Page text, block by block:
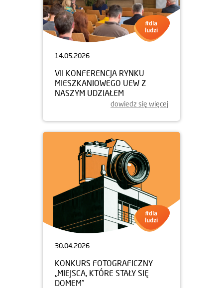
14.05.2026
VII KONFERENCJA RYNKU
MIESZKANIOWEGO UEW Z
NASZYM UDZIAŁEM
dowiedz się więcej
30.04.2026
KONKURS FOTOGRAFICZNY
„MIEJSCA, KTÓRE STAŁY SIĘ
DOMEM”